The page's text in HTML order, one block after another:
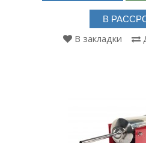
В
В закладки